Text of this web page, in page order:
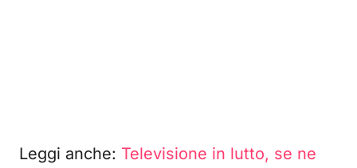
Leggi anche: Televisione in lutto, se ne